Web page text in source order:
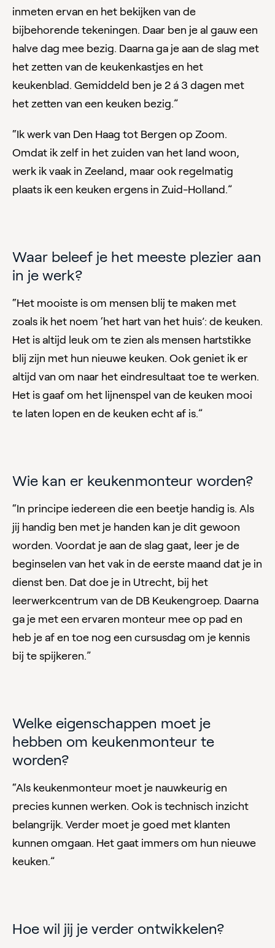
inmeten ervan en het bekijken van de
bijbehorende tekeningen. Daar ben je al gauw een
halve dag mee bezig. Daarna ga je aan de slag met
het zetten van de keukenkastjes en het
keukenblad. Gemiddeld ben je 2 á 3 dagen met
het zetten van een keuken bezig.”
“Ik werk van Den Haag tot Bergen op Zoom.
Omdat ik zelf in het zuiden van het land woon,
werk ik vaak in Zeeland, maar ook regelmatig
plaats ik een keuken ergens in Zuid-Holland.”
Waar beleef je het meeste plezier aan
in je werk?
“Het mooiste is om mensen blij te maken met
zoals ik het noem ‘het hart van het huis’: de keuken.
Het is altijd leuk om te zien als mensen hartstikke
blij zijn met hun nieuwe keuken. Ook geniet ik er
altijd van om naar het eindresultaat toe te werken.
Het is gaaf om het lijnenspel van de keuken mooi
te laten lopen en de keuken echt af is.”
Wie kan er keukenmonteur worden?
“In principe iedereen die een beetje handig is. Als
jij handig ben met je handen kan je dit gewoon
worden. Voordat je aan de slag gaat, leer je de
beginselen van het vak in de eerste maand dat je in
dienst ben. Dat doe je in Utrecht, bij het
leerwerkcentrum van de DB Keukengroep. Daarna
ga je met een ervaren monteur mee op pad en
heb je af en toe nog een cursusdag om je kennis
bij te spijkeren.”
Welke eigenschappen moet je
hebben om keukenmonteur te
worden?
“Als keukenmonteur moet je nauwkeurig en
precies kunnen werken. Ook is technisch inzicht
belangrijk. Verder moet je goed met klanten
kunnen omgaan. Het gaat immers om hun nieuwe
keuken.”
Hoe wil jij je verder ontwikkelen?